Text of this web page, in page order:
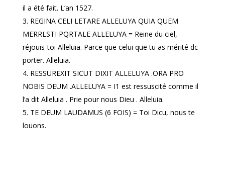
il a été fait. L‘an 1527.
REGINA CELI LETARE ALLELUYA QUIA QUEM
MERRLSTI PQRTALE ALLELUYA = Reine du ciel,
réjouis-toi Alleluia. Parce que celui que tu as mérité dc
porter. Alleluia.
RESSUREXIT SICUT DIXIT ALLELUYA .ORA PRO
NOBIS DEUM .ALLELUYA = I1 est ressuscité comme il
l‘a dit Alleluia . Prie pour nous Dieu . Alleluia.
TE DEUM LAUDAMUS (6 FOIS) = Toi Dicu, nous te
louons.